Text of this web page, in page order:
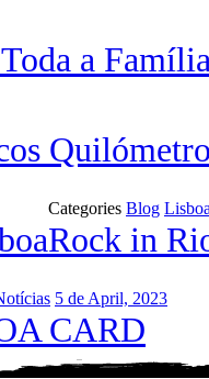
a Família
Categories Blog Lisboa
Rock in
5 de April, 2023
CARD